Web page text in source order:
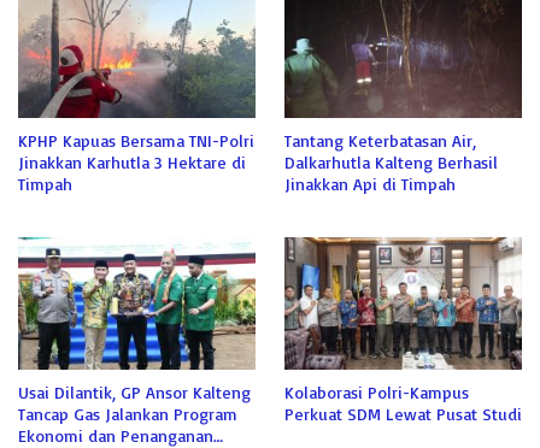
KPHP Kapuas Bersama TNI-Polri
Jinakkan Karhutla 3 Hektare di
Timpah
Tantang Keterbatasan Air,
Dalkarhutla Kalteng Berhasil
Jinakkan Api di Timpah
Usai Dilantik, GP Ansor Kalteng
Tancap Gas Jalankan Program
Ekonomi dan Penanganan
Kolaborasi Polri-Kampus
Perkuat SDM Lewat Pusat Studi